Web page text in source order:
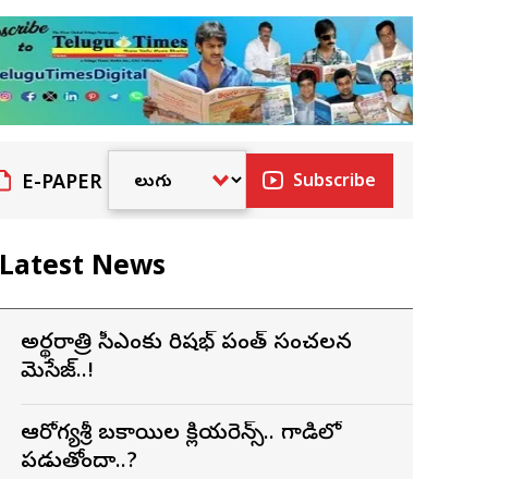
E-PAPER Subscribe
Latest News
అర్థరాత్రి సీఎంకు రిషభ్ పంత్ సంచలన
మెసేజ్..!
ఆరోగ్యశ్రీ బకాయిల క్లియరెన్స్.. గాడిలో
పడుతోందా..?